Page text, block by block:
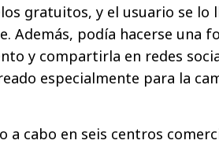
gratuitos, y el usuario se lo
Además, podía hacerse una
y compartirla en redes
especialmente para la
a cabo en seis centros